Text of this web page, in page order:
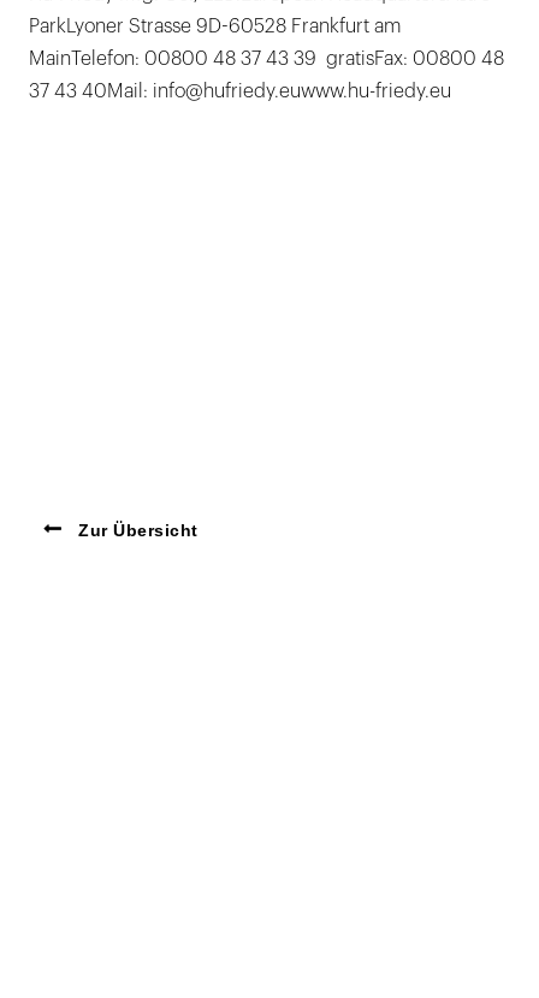
ParkLyoner Strasse 9D-60528 Frankfurt am
MainTelefon: 00800 48 37 43 39 gratisFax: 00800 48
37 43 40Mail: info@hufriedy.euwww.hu-friedy.eu
Zur Übersicht